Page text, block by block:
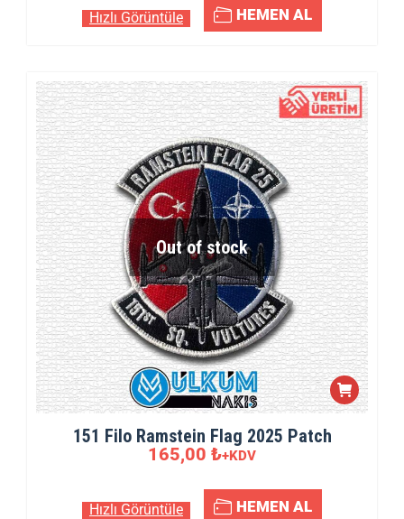
Hızlı Görüntüle HEMEN AL
Out of stock
151 Filo Ramstein Flag 2025 Patch
165,00 ₺+KDV
Hızlı Görüntüle HEMEN AL